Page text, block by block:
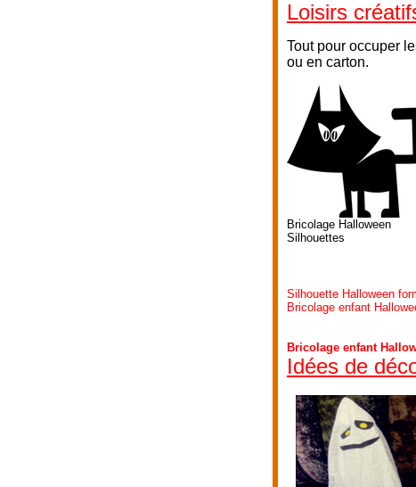
Loisirs
Tout pour occuper
ou en carton.
Bricolage Halloween
Silhouettes
Silhouette Halloween
Bricolage enfant
Bricolage enfant
Idées de